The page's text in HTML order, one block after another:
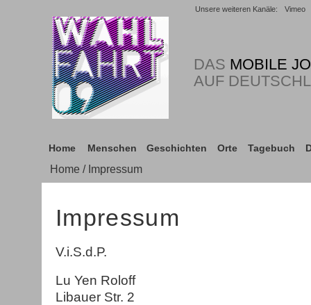
Unsere weiteren Kanäle: Vimeo
DAS MOBILE
AUF
Home Menschen Geschichten Orte Tagebuch
Home / Impressum
Impressum
V.i.S.d.P.
Lu Yen Roloff
Libauer Str. 2